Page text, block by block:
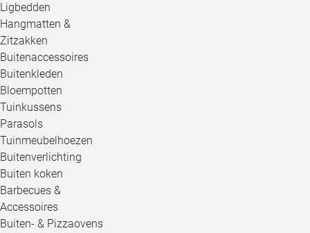
Ligbedden
Hangmatten &
Zitzakken
Buitenaccessoires
Buitenkleden
Bloempotten
Tuinkussens
Parasols
Tuinmeubelhoezen
Buitenverlichting
Buiten koken
Barbecues &
Accessoires
Buiten- & Pizzaovens